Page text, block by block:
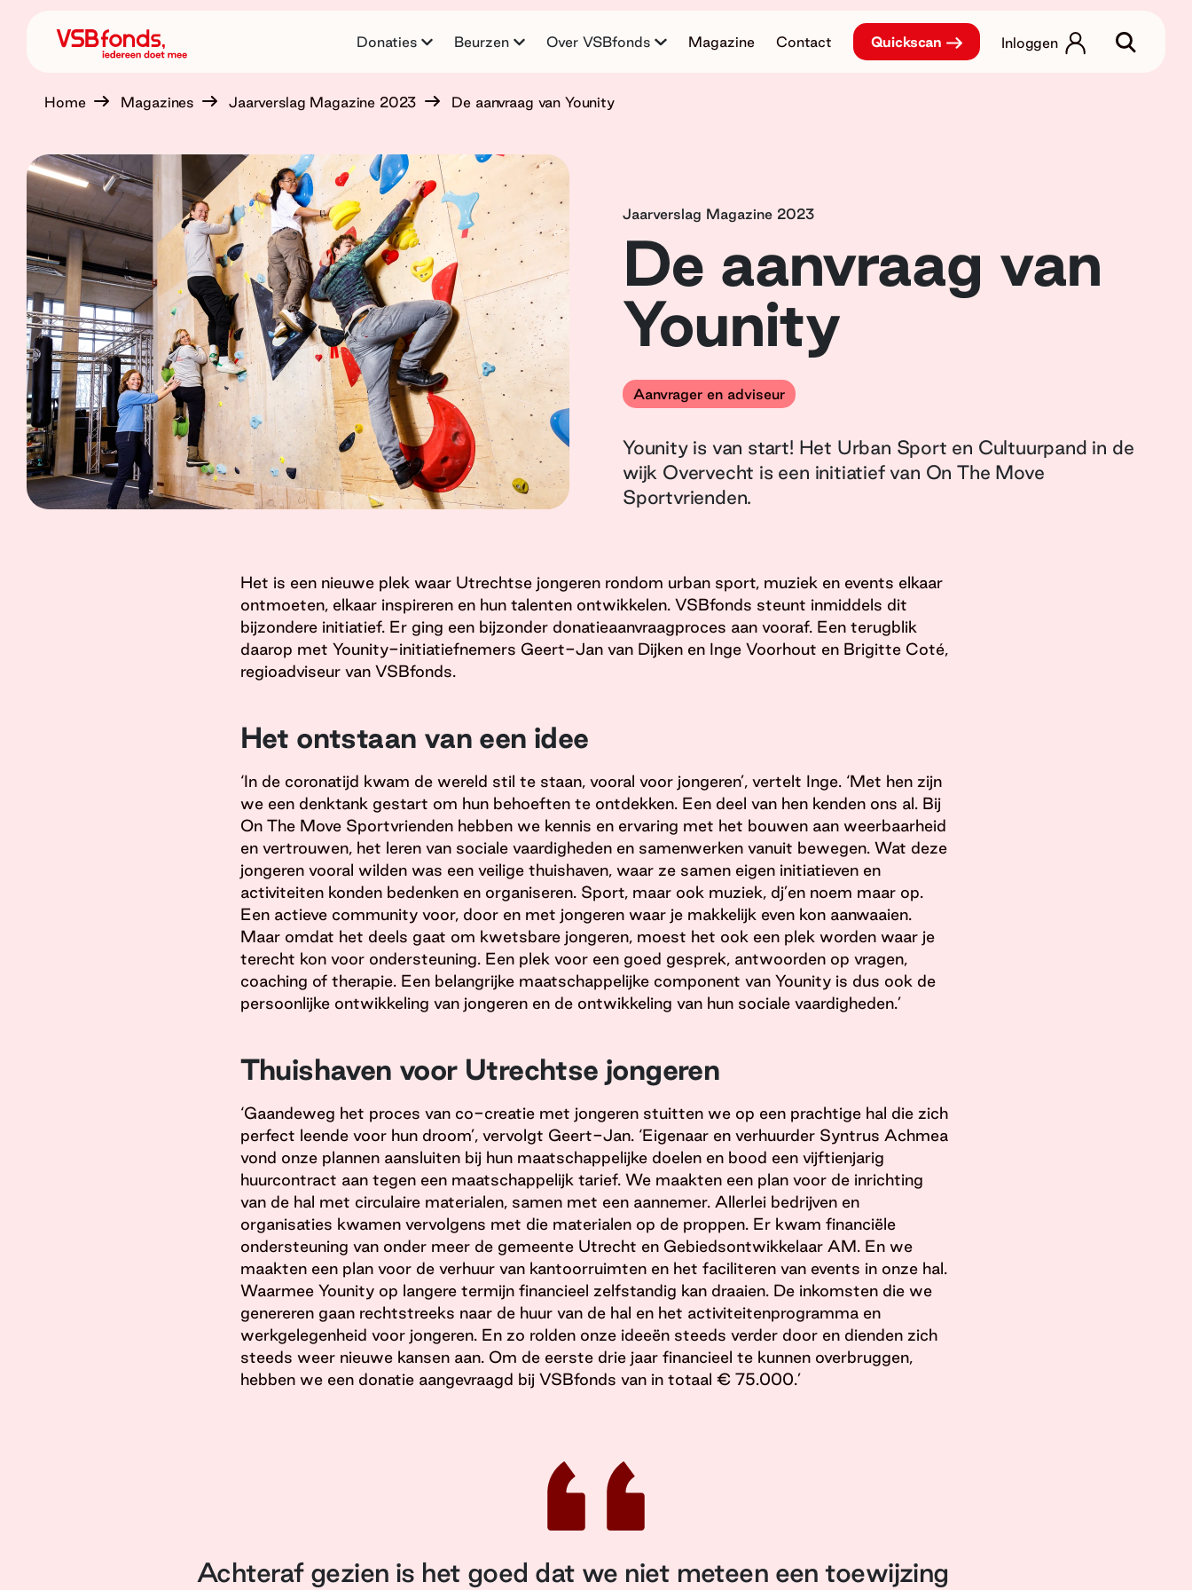
Donaties Beurzen Over VSBfonds Magazine Contact Quickscan Inloggen
Home Magazines Jaarverslag Magazine 2023 De aanvraag van Younity
Jaarverslag Magazine 2023
De aanvraag van
Younity
Aanvrager en adviseur
Younity is van start! Het Urban Sport en Cultuurpand in de
wijk Overvecht is een initiatief van On The Move
Sportvrienden.
Het is een nieuwe plek waar Utrechtse jongeren rondom urban sport, muziek en events elkaar
ontmoeten, elkaar inspireren en hun talenten ontwikkelen. VSBfonds steunt inmiddels dit
bijzondere initiatief. Er ging een bijzonder donatieaanvraagproces aan vooraf. Een terugblik
daarop met Younity-initiatiefnemers Geert-Jan van Dijken en Inge Voorhout en Brigitte Coté,
regioadviseur van VSBfonds.
Het ontstaan van een idee
‘In de coronatijd kwam de wereld stil te staan, vooral voor jongeren’, vertelt Inge. ‘Met hen zijn
we een denktank gestart om hun behoeften te ontdekken. Een deel van hen kenden ons al. Bij
On The Move Sportvrienden hebben we kennis en ervaring met het bouwen aan weerbaarheid
en vertrouwen, het leren van sociale vaardigheden en samenwerken vanuit bewegen. Wat deze
jongeren vooral wilden was een veilige thuishaven, waar ze samen eigen initiatieven en
activiteiten konden bedenken en organiseren. Sport, maar ook muziek, dj’en noem maar op.
Een actieve community voor, door en met jongeren waar je makkelijk even kon aanwaaien.
Maar omdat het deels gaat om kwetsbare jongeren, moest het ook een plek worden waar je
terecht kon voor ondersteuning. Een plek voor een goed gesprek, antwoorden op vragen,
coaching of therapie. Een belangrijke maatschappelijke component van Younity is dus ook de
persoonlijke ontwikkeling van jongeren en de ontwikkeling van hun sociale vaardigheden.’
Thuishaven voor Utrechtse jongeren
‘Gaandeweg het proces van co-creatie met jongeren stuitten we op een prachtige hal die zich
perfect leende voor hun droom’, vervolgt Geert-Jan. ‘Eigenaar en verhuurder Syntrus Achmea
vond onze plannen aansluiten bij hun maatschappelijke doelen en bood een vijftienjarig
huurcontract aan tegen een maatschappelijk tarief. We maakten een plan voor de inrichting
van de hal met circulaire materialen, samen met een aannemer. Allerlei bedrijven en
organisaties kwamen vervolgens met die materialen op de proppen. Er kwam financiële
ondersteuning van onder meer de gemeente Utrecht en Gebiedsontwikkelaar AM. En we
maakten een plan voor de verhuur van kantoorruimten en het faciliteren van events in onze hal.
Waarmee Younity op langere termijn financieel zelfstandig kan draaien. De inkomsten die we
genereren gaan rechtstreeks naar de huur van de hal en het activiteitenprogramma en
werkgelegenheid voor jongeren. En zo rolden onze ideeën steeds verder door en dienden zich
steeds weer nieuwe kansen aan. Om de eerste drie jaar financieel te kunnen overbruggen,
hebben we een donatie aangevraagd bij VSBfonds van in totaal € 75.000.’
Achteraf gezien is het goed dat we niet meteen een toewijzing